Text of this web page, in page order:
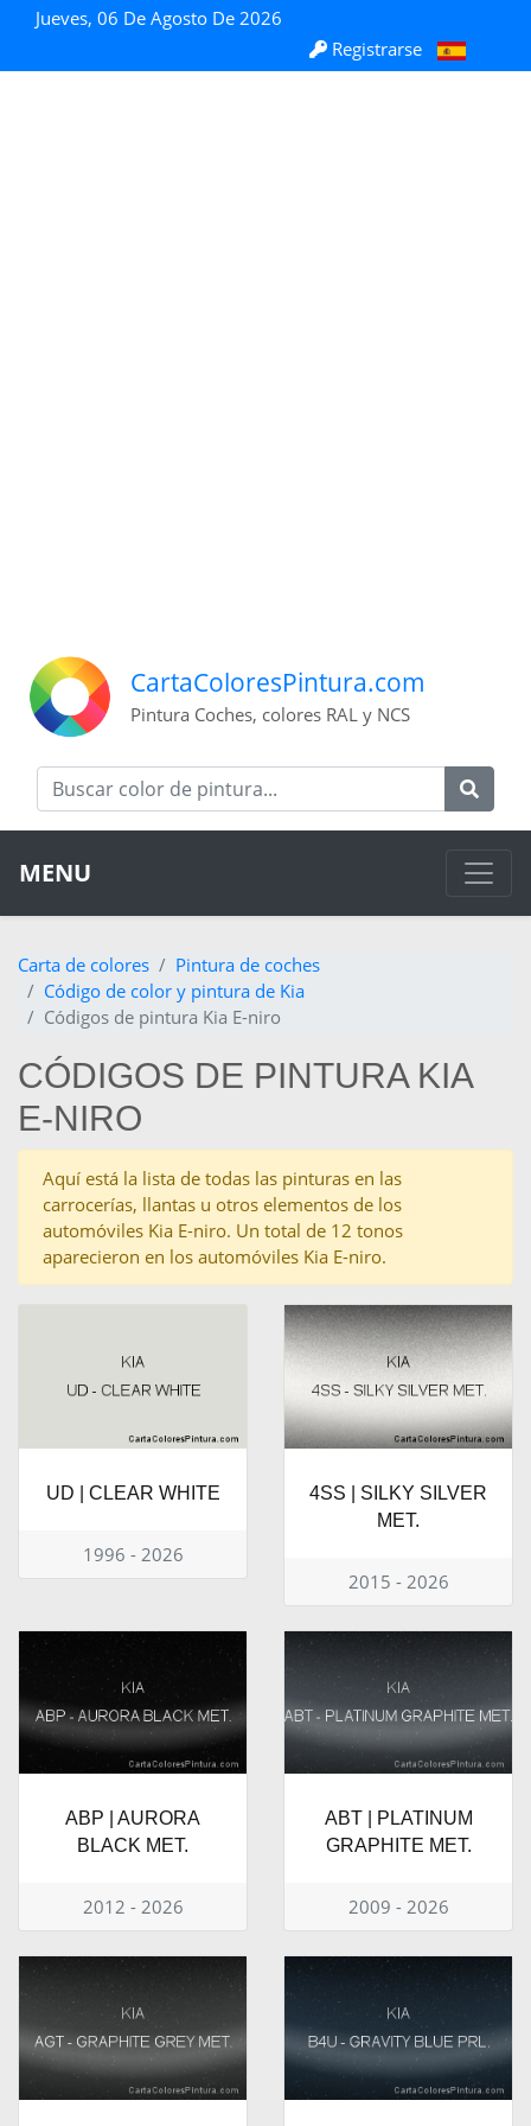
Jueves, 06 De Agosto De 2026
Registrarse
CartaColoresPintura.com
Pintura Coches, colores RAL y NCS
MENU
Carta de colores
Pintura de coches
Código de color y pintura de Kia
Códigos de pintura Kia E-niro
CÓDIGOS DE PINTURA KIA
E-NIRO
Aquí está la lista de todas las pinturas en las
carrocerías, llantas u otros elementos de los
automóviles Kia E-niro. Un total de 12 tonos
aparecieron en los automóviles Kia E-niro.
UD | CLEAR WHITE
1996 - 2026
4SS | SILKY SILVER
MET.
2015 - 2026
ABP | AURORA
BLACK MET.
2012 - 2026
ABT | PLATINUM
GRAPHITE MET.
2009 - 2026